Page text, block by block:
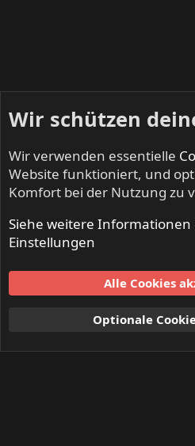
Mitglieder
Nutzungsbedingungen
S
Wir schützen
Wir verwenden essentielle
Website funktioniert, und
Komfort bei der Nutzung zu
Siehe weitere
Einstellungen
Alle Cookies
Optionale